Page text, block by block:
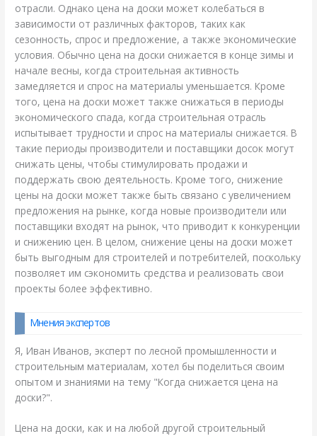
отрасли. Однако цена на доски может колебаться в
зависимости от различных факторов, таких как
сезонность, спрос и предложение, а также экономические
условия. Обычно цена на доски снижается в конце зимы и
начале весны, когда строительная активность
замедляется и спрос на материалы уменьшается. Кроме
того, цена на доски может также снижаться в периоды
экономического спада, когда строительная отрасль
испытывает трудности и спрос на материалы снижается. В
такие периоды производители и поставщики досок могут
снижать цены, чтобы стимулировать продажи и
поддержать свою деятельность. Кроме того, снижение
цены на доски может также быть связано с увеличением
предложения на рынке, когда новые производители или
поставщики входят на рынок, что приводит к конкуренции
и снижению цен. В целом, снижение цены на доски может
быть выгодным для строителей и потребителей, поскольку
позволяет им сэкономить средства и реализовать свои
проекты более эффективно.
Мнения экспертов
Я, Иван Иванов, эксперт по лесной промышленности и
строительным материалам, хотел бы поделиться своим
опытом и знаниями на тему "Когда снижается цена на
доски?".
Цена на доски, как и на любой другой строительный